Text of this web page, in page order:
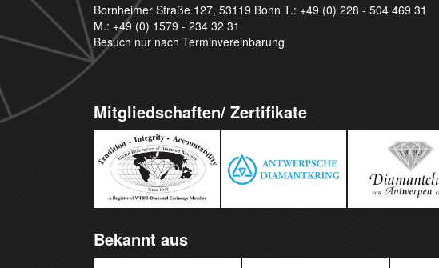
Bornheimer Straße 127, 53119 Bonn T.: +49 (0) 228 - 504 469 31
M.: +49 (0) 1579 - 234 32 31
Besuch nur nach Terminvereinbarung
Mitgliedschaften/ Zertifikate
Bekannt aus